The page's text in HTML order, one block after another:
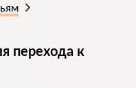
перехода к